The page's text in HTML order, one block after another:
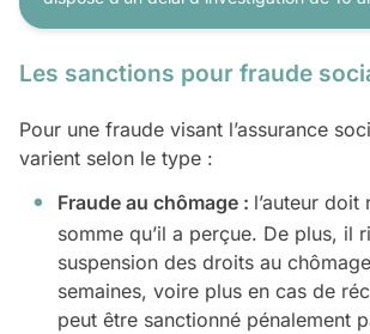
Les sanctions pour fraude
Pour une fraude visant l’assurance
varient selon le type :
Fraude au chômage : l’auteur doit
somme qu’il a perçue. De plus, il
suspension des droits au
semaines, voire plus en cas de
peut être sanctionné pénalement